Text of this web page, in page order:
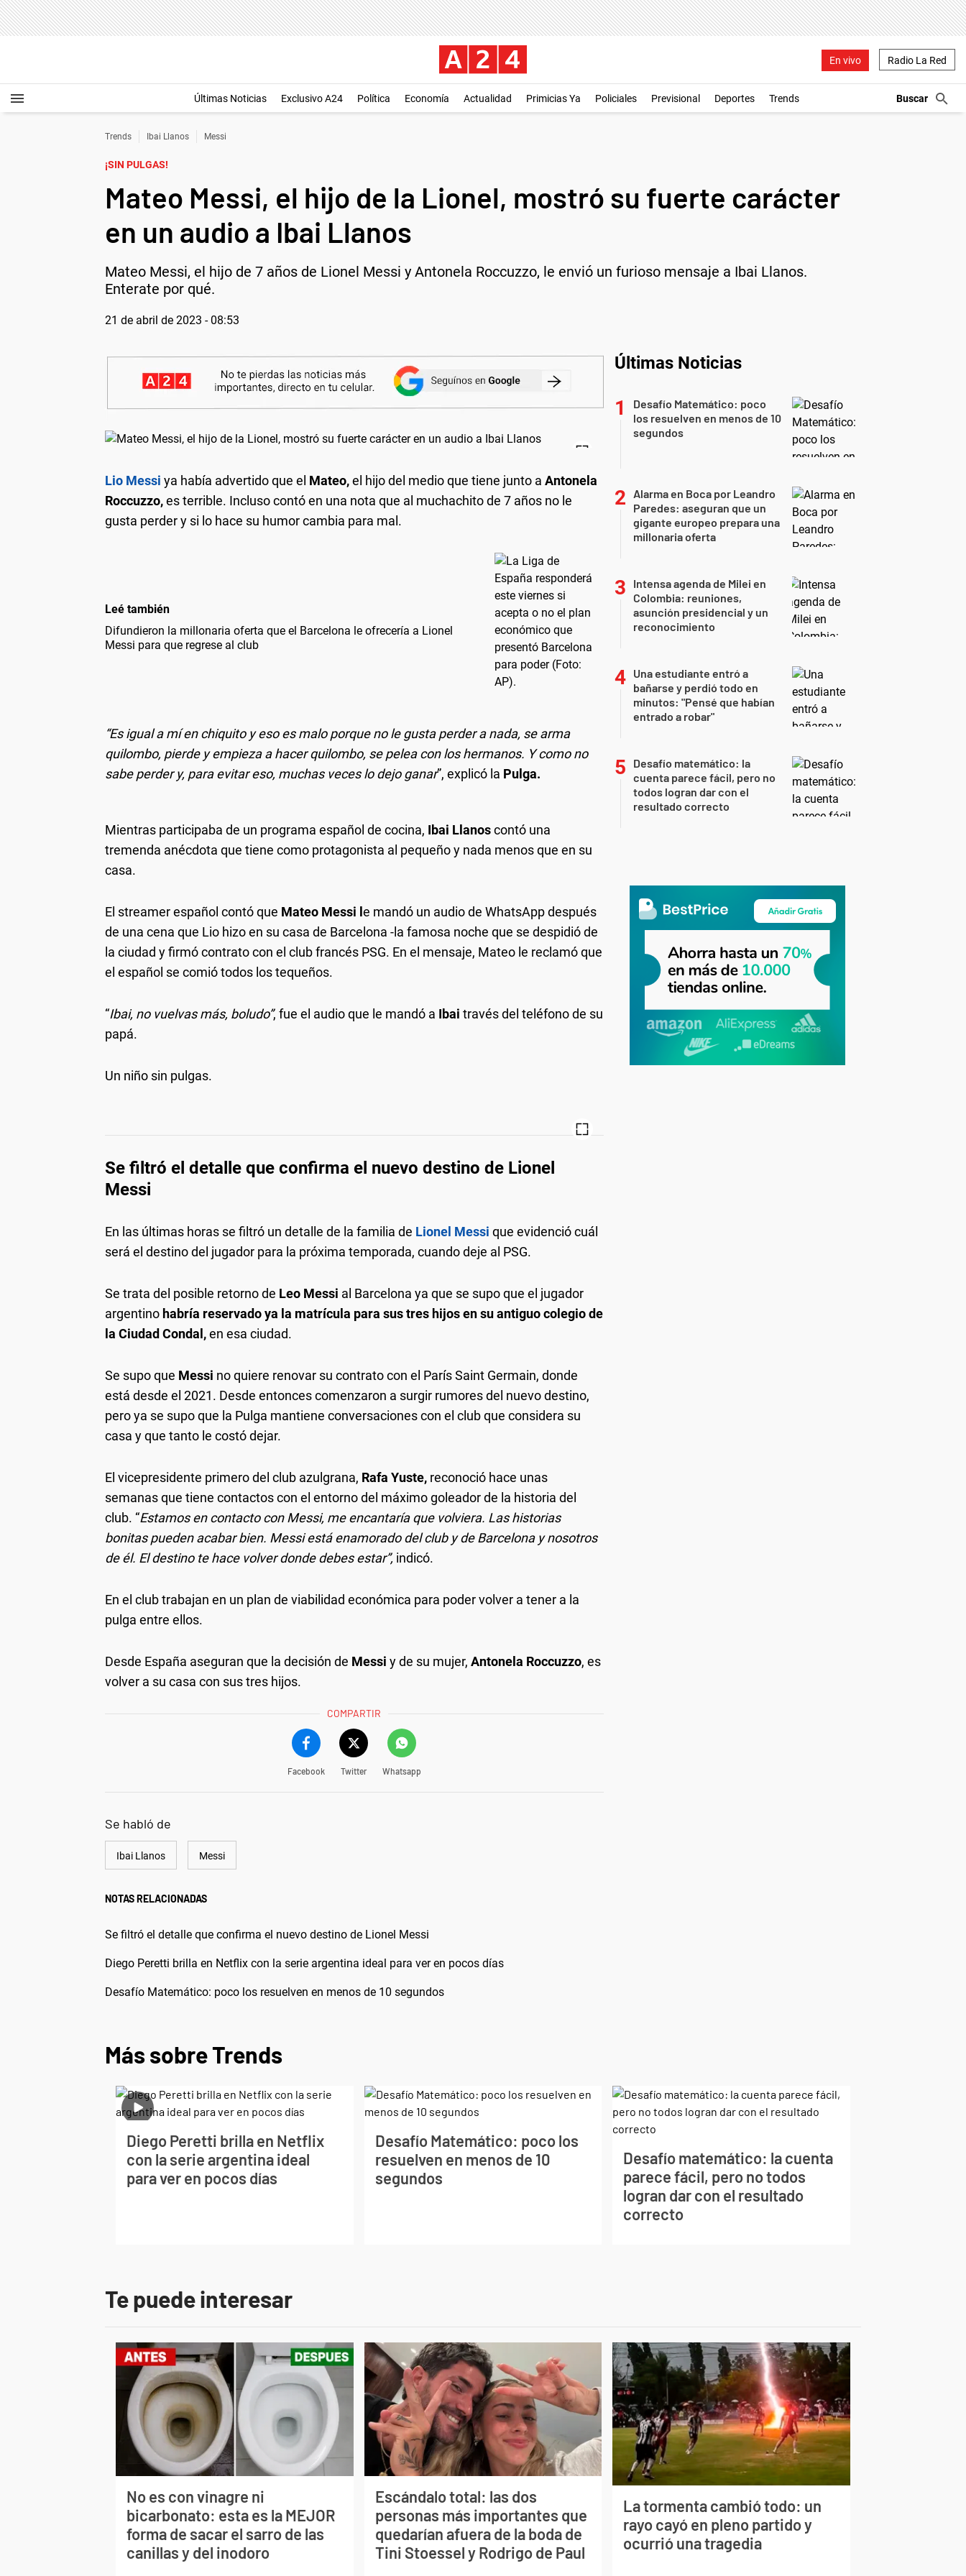
En vivo Radio La Red
Últimas Noticias Exclusivo A24 Política Economía Actualidad Primicias Ya Policiales Previsional Deportes Trends
Trends Ibai Llanos Messi
¡SIN PULGAS!
Mateo Messi, el hijo de la Lionel, mostró su fuerte carácter
en un audio a Ibai Llanos
Mateo Messi, el hijo de 7 años de Lionel Messi y Antonela Roccuzzo, le envió un furioso mensaje a Ibai Llanos.
Enterate por qué.
21 de abril de 2023 - 08:53
Lio Messi ya había advertido que el Mateo,el hijo del medio que tiene junto a Antonela
Roccuzzo,es terrible. Incluso contó en una nota que al muchachito de 7 años no le
gusta perder y si lo hace su humor cambia para mal.
Leé también
Difundieron la millonaria oferta que el Barcelona le ofrecería a Lionel
Messi para que regrese al club
“Es igual a mí en chiquito y eso es malo porque no le gusta perder a nada, se arma
quilombo, pierde y empieza a hacer quilombo, se pelea con los hermanos. Y como no
sabe perder y, para evitar eso, muchas veces lo dejo ganar”, explicó la Pulga.
Mientras participaba de un programa español de cocina, Ibai Llanoscontó una
tremenda anécdota que tiene como protagonista al pequeño y nada menos que en su
casa.
El streamer español contó que Mateo Messi le mandó un audio de WhatsApp después
de una cena que Lio hizo en su casa de Barcelona -la famosa noche que se despidió de
la ciudad y firmó contrato con el club francés PSG. En el mensaje, Mateo le reclamó que
el español se comió todos los tequeños.
“Ibai, no vuelvas más, boludo”, fue el audio que le mandó a Ibai través del teléfono de su
papá.
Un niño sin pulgas.
Se filtró el detalle que confirma el nuevo destino de Lionel
Messi
En las últimas horas se filtró un detalle de la familia de Lionel Messi que evidenció cuál
será el destino del jugador para la próxima temporada, cuando deje al PSG.
Se trata del posible retorno de Leo Messi al Barcelona ya que se supo que el jugador
argentino habría reservado ya la matrícula para sus tres hijos en su antiguo colegio de
la Ciudad Condal,en esa ciudad.
Se supo que Messi no quiere renovar su contrato con el París Saint Germain, donde
está desde el 2021. Desde entonces comenzaron a surgir rumores del nuevo destino,
pero ya se supo que la Pulga mantiene conversaciones con el club que considera su
casa y que tanto le costó dejar.
El vicepresidente primero del club azulgrana, Rafa Yuste, reconoció hace unas
semanas que tiene contactos con el entorno del máximo goleador de la historia del
club. “Estamos en contacto con Messi, me encantaría que volviera. Las historias
bonitas pueden acabar bien. Messi está enamorado del club y de Barcelona y nosotros
de él. El destino te hace volver donde debes estar”, indicó.
En el club trabajan en un plan de viabilidad económica para poder volver a tener a la
pulga entre ellos.
Desde España aseguran que la decisión de Messi y de su mujer, Antonela Roccuzzo, es
volver a su casa con sus tres hijos.
COMPARTIR
Facebook Twitter Whatsapp
Se habló de
Ibai Llanos Messi
NOTAS RELACIONADAS
Se filtró el detalle que confirma el nuevo destino de Lionel Messi
Diego Peretti brilla en Netflix con la serie argentina ideal para ver en pocos días
Desafío Matemático: poco los resuelven en menos de 10 segundos
Últimas Noticias
Desafío Matemático: poco
los resuelven en menos de 10
segundos
Alarma en Boca por Leandro
Paredes: aseguran que un
gigante europeo prepara una
millonaria oferta
Intensa agenda de Milei en
Colombia: reuniones,
asunción presidencial y un
reconocimiento
Una estudiante entró a
bañarse y perdió todo en
minutos: "Pensé que habían
entrado a robar"
Desafío matemático: la
cuenta parece fácil, pero no
todos logran dar con el
resultado correcto
Más sobre Trends
Diego Peretti brilla en Netflix
con la serie argentina ideal
para ver en pocos días
Desafío Matemático: poco los
resuelven en menos de 10
segundos
Desafío matemático: la cuenta
parece fácil, pero no todos
logran dar con el resultado
correcto
Te puede interesar
No es con vinagre ni
bicarbonato: esta es la MEJOR
forma de sacar el sarro de las
canillas y del inodoro
Escándalo total: las dos
personas más importantes que
quedarían afuera de la boda de
Tini Stoessel y Rodrigo de Paul
La tormenta cambió todo: un
rayo cayó en pleno partido y
ocurrió una tragedia